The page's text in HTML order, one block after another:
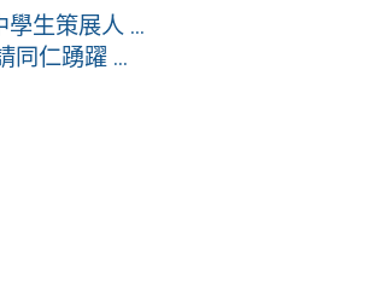
生策展人 ...
同仁踴躍 ...